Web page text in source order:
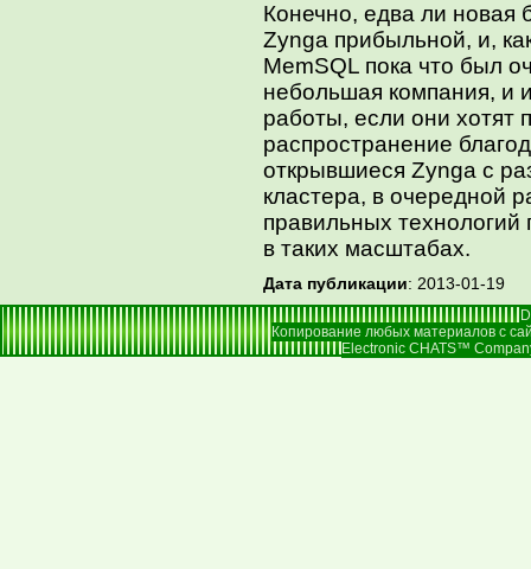
Конечно, едва ли новая
Zynga прибыльной, и,
MemSQL пока что был
небольшая компания, и
работы, если они хотят
распространение
открывшиеся Zynga с
кластера, в очередной
правильных
в таких масштабах.
Дата публикации: 2013-01-19
Копирование любых материалов с
Electronic CHATS™